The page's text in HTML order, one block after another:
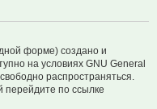
форме) создано и
на условиях GNU General
распространяться.
перейдите по ссылке